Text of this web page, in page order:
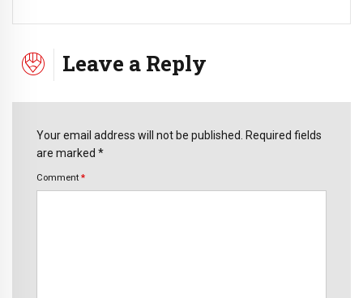
Leave a Reply
Your email address will not be published. Required fields
are marked *
Comment *